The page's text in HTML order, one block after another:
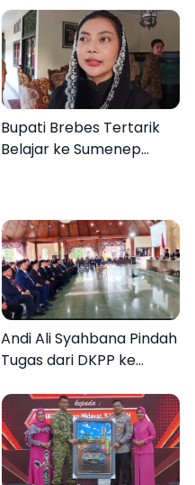
Desa Dapenda
Bupati Brebes Tertarik
Belajar ke Sumenep
Andi Ali Syahbana Pindah
Tugas dari DKPP ke